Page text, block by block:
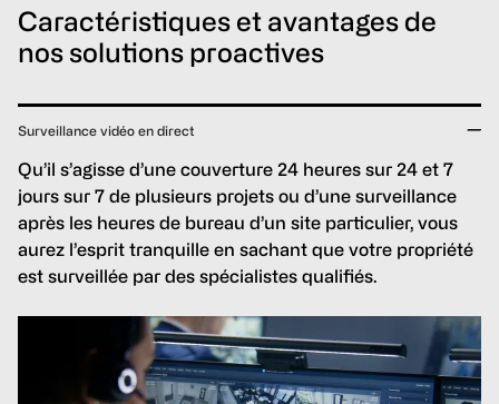
Caractéristiques et avantages de
nos solutions proactives
Surveillance vidéo en direct
Qu’il s’agisse d’une couverture 24 heures sur 24 et 7
jours sur 7 de plusieurs projets ou d’une surveillance
après les heures de bureau d’un site particulier, vous
aurez l’esprit tranquille en sachant que votre propriété
est surveillée par des spécialistes qualifiés.